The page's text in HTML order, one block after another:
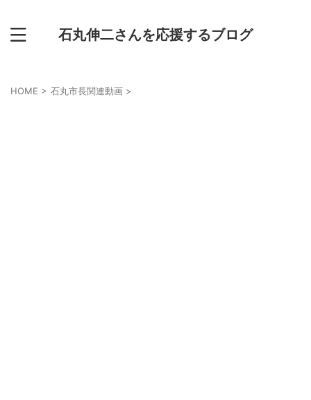
石丸伸二さんを応援するブログ
HOME > 石丸市長関連動画 >